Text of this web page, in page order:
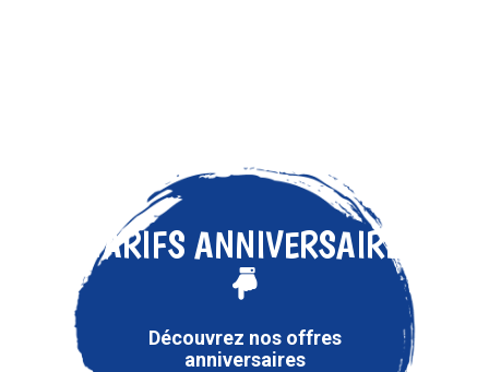
TARIFS ANNIVERSAIRE
Découvrez nos offres
anniversaires